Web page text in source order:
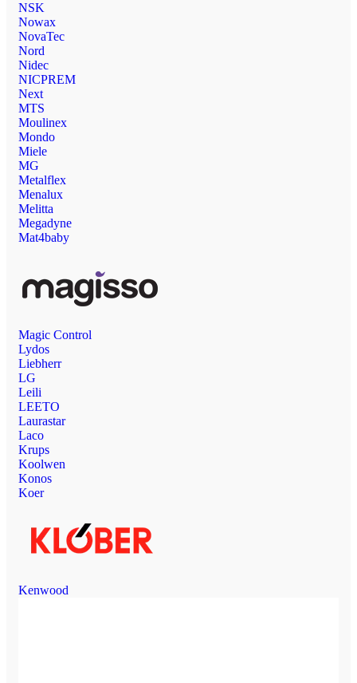
NSK
Nowax
NovaTec
Nord
Nidec
NICPREM
Next
MTS
Moulinex
Mondo
Miele
MG
Metalflex
Menalux
Melitta
Megadyne
Mat4baby
Magic Control
Lydos
Liebherr
LG
Leili
LEETO
Laurastar
Laco
Krups
Koolwen
Konos
Koer
Kenwood